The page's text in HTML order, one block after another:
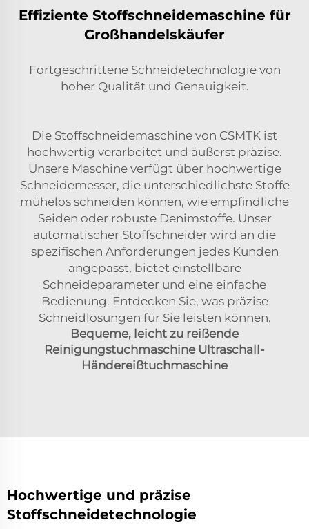
Effiziente Stoffschneidemaschine für
Großhandelskäufer
Fortgeschrittene Schneidetechnologie von
hoher Qualität und Genauigkeit.
Die Stoffschneidemaschine von CSMTK ist
hochwertig verarbeitet und äußerst präzise.
Unsere Maschine verfügt über hochwertige
Schneidemesser, die unterschiedlichste Stoffe
mühelos schneiden können, wie empfindliche
Seiden oder robuste Denimstoffe. Unser
automatischer Stoffschneider wird an die
spezifischen Anforderungen jedes Kunden
angepasst, bietet einstellbare
Schneideparameter und eine einfache
Bedienung. Entdecken Sie, was präzise
Schneidlösungen für Sie leisten können.
Bequeme, leicht zu reißende
Reinigungstuchmaschine Ultraschall-
Händereißtuchmaschine
Hochwertige und präzise
Stoffschneidetechnologie